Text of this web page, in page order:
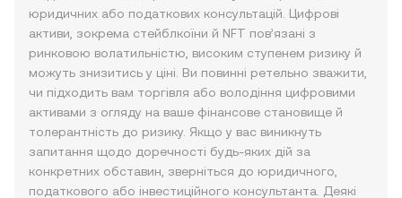
юридичних або податкових консультацій. Цифрові
активи, зокрема стейблкоїни й NFT пов’язані з
ринковою волатильністю, високим ступенем ризику й
можуть знизитись у ціні. Ви повинні ретельно зважити,
чи підходить вам торгівля або володіння цифровими
активами з огляду на ваше фінансове становище й
толерантність до ризику. Якщо у вас виникнуть
запитання щодо доречності будь-яких дій за
конкретних обставин, зверніться до юридичного,
податкового або інвестиційного консультанта. Деякі